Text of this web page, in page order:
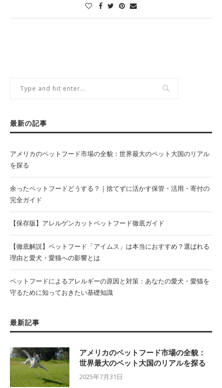
最新の記事
アメリカのペットフード市場の全貌：世界最大のペット大国のリアル
を探る
余ったペットフードどうする？｜捨てずに活かす保管・活用・寄付の
完全ガイド
【保存版】アレルゲンカットペットフード徹底ガイド
【徹底解説】ペットフード「アイムス」は本当におすすめ？選ばれる
理由と愛犬・愛猫への影響とは
ペットフードによるアレルギーの原因と対策：あなたの愛犬・愛猫を
守るために知っておきたい基礎知識
最新記事
アメリカのペットフード市場の全貌：
世界最大のペット大国のリアルを探る
2025年7月31日